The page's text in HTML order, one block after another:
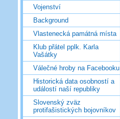
Vojenství
Background
Vlastenecká památná místa
Klub přátel pplk. Karla
Vašátky
Válečné hroby na Facebooku
Historická data osobností a
událostí naší republiky
Slovenský zväz
protifašistických bojovníkov